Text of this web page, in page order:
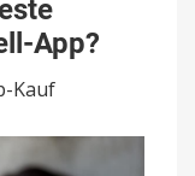
App?
Kauf